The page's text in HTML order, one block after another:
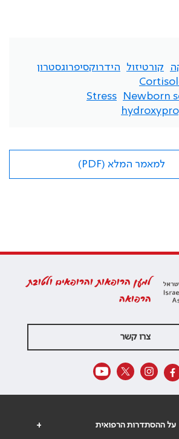
קורטיזול
הידרוקסיפרוגסטרון
Newborn
Stress
למאמר המלא (PDF)
למען הרופאות והרופאים ולטובת
הרפואה
צרו קשר
+ על ההסתדרות הרפואית